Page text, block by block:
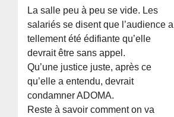
La salle peu à peu se vide. Les
salariés se disent que l’audience a
tellement été édifiante qu’elle
devrait être sans appel.
Qu’une justice juste, après ce
qu’elle a entendu, devrait
condamner ADOMA.
Reste à savoir comment on va